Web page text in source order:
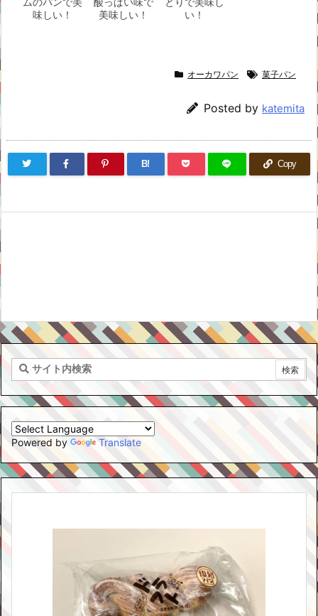
ムのパンで美
味しい！
酸っぱい味で
美味しい！
とりで美味し
い！
オーカワパン 菓子パン
Posted by katemita
B! Copy
Powered by Translate